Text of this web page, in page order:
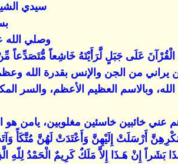
سيدي
وصلي الله
الْقُرْآنَ عَلَى جَبَلٍ لَّرَأَيْتَهُ خَاشِعاً
من الجن والإنس بقدرة الله وعظمة
وبالاسم العظيم الأعظم، والسر
عني خائبين خاسئين مغلوبين، يامن هو
أَرْسَلَتْ إِلَيْهِنَّ وَأَعْتَدَتْ لَهُنَّ مُتَّكَأً
بَشَراً إِنْ هَـذَا إِلاَّ مَلَكٌ كَرِيمٌ الْحَمْدُ لِلّهِ